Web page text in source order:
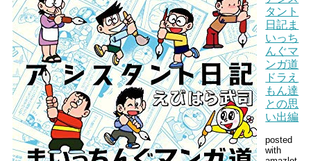
タント
日記ま
いっち
んぐマ
ンガ道
ドラえ
もん達
との思
い出編
posted
with